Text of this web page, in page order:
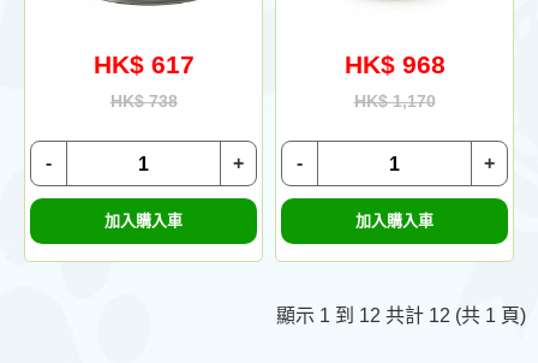
HK$ 617
HK$ 738
+
-
加入購入車
HK$ 968
HK$ 1,170
+
-
加入購入車
顯示 1 到 12 共計 12 (共 1 頁)